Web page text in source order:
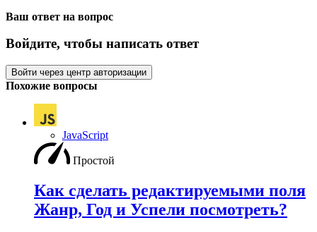
Ваш ответ на вопрос
Войдите, чтобы написать ответ
Войти через центр авторизации
Похожие вопросы
JavaScript
Простой
Как сделать редактируемыми поля
Жанр, Год и Успели посмотреть?